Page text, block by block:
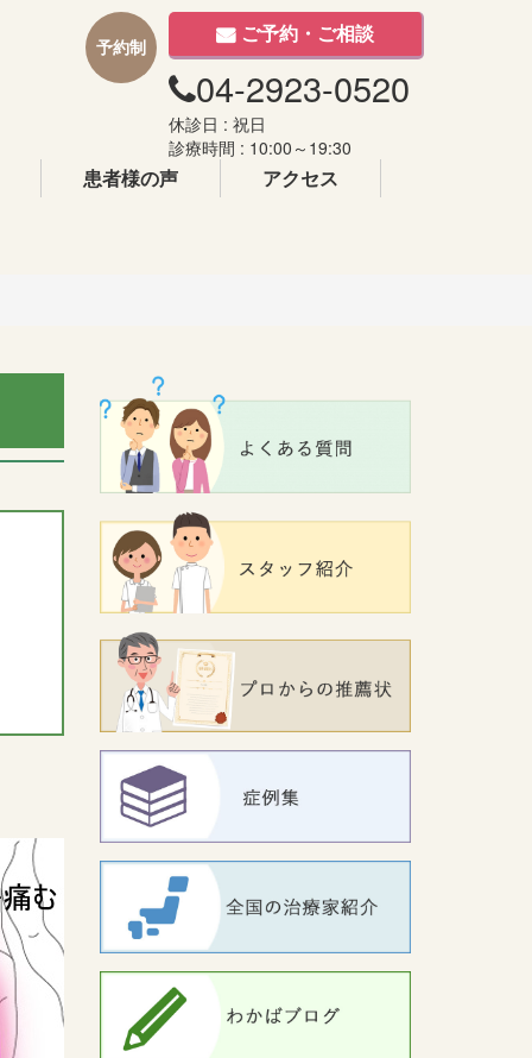
予約制 ご予約・ご相談
04-2923-0520
休診日 : 祝日
診療時間 : 10:00～19:30
患者様の声 アクセス